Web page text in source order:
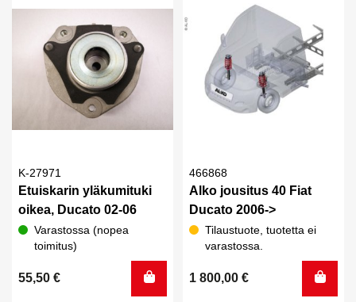
K-27971
Etuiskarin yläkumituki
oikea, Ducato 02-06
Varastossa (nopea
toimitus)
55,50 €
466868
Alko jousitus 40 Fiat
Ducato 2006->
Tilaustuote, tuotetta ei
varastossa.
1 800,00 €